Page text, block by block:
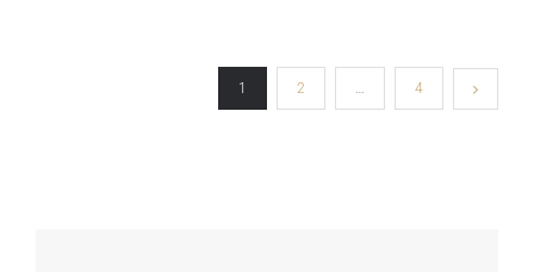
1 2 … 4